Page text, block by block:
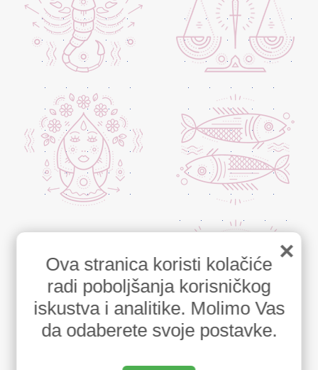
×
Ova stranica koristi kolačiće
radi poboljšanja korisničkog
iskustva i analitike. Molimo Vas
da odaberete svoje postavke.